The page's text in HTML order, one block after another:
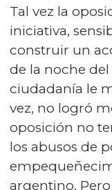
Tal vez la
iniciativa,
construir un
de la noche
ciudadanía le
vez, no logró
oposición no
los abusos de
argentino.